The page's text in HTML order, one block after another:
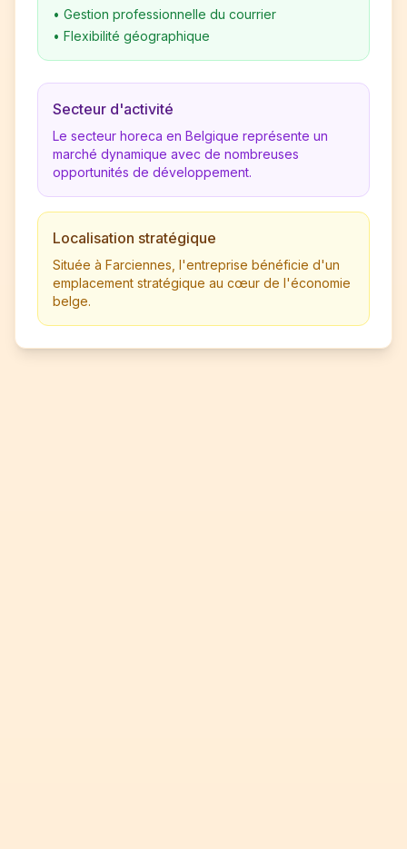
• Gestion professionnelle du courrier
• Flexibilité géographique
Secteur d'activité
Le secteur horeca en Belgique représente un
marché dynamique avec de nombreuses
opportunités de développement.
Localisation stratégique
Située à Farciennes, l'entreprise bénéficie d'un
emplacement stratégique au cœur de l'économie
belge.